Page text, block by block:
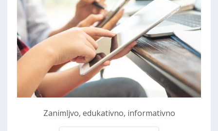
Zanimljvo, edukativno, informativno